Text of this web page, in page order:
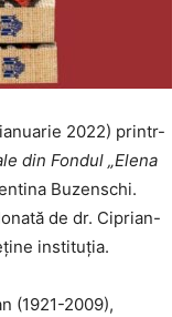
2022) printr-
din Fondul „Elena
Buzenschi.
de dr. Ciprian-
instituția.
(1921-2009),